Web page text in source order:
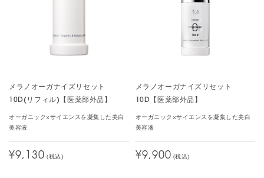
メラノオーガナイズリセット
10D(リフィル)【医薬部外品】
オーガニック×サイエンスを凝集した美白
美容液
¥9,130 (税込)
メラノオーガナイズリセット
10D【医薬部外品】
オーガニック×サイエンスを凝集した美白
美容液
¥9,900 (税込)